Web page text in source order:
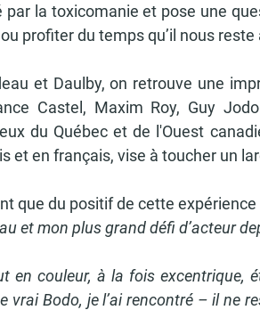
par la toxicomanie et pose une
profiter du temps qu’il nous reste
et Daulby, on retrouve une
Castel, Maxim Roy, Guy
du Québec et de l'Ouest
et en français, vise à toucher un
que du positif de cette expérience
et mon plus grand défi d’acteur
en couleur, à la fois excentrique,
vrai Bodo, je l’ai rencontré – il ne